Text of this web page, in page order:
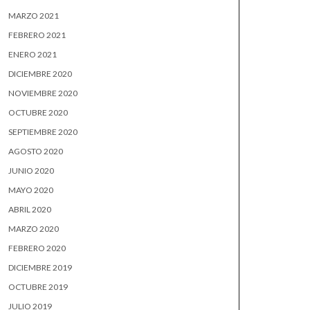
MARZO 2021
FEBRERO 2021
ENERO 2021
DICIEMBRE 2020
NOVIEMBRE 2020
OCTUBRE 2020
SEPTIEMBRE 2020
AGOSTO 2020
JUNIO 2020
MAYO 2020
ABRIL 2020
MARZO 2020
FEBRERO 2020
DICIEMBRE 2019
OCTUBRE 2019
JULIO 2019